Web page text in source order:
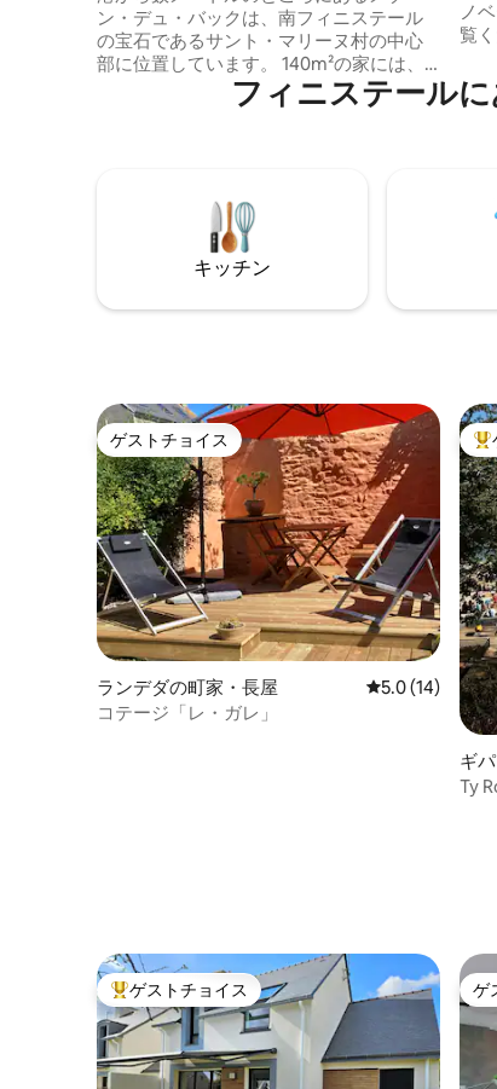
ン・デュ・バックは、南フィニステール
の宝石であるサント・マリーヌ村の中心
部に位置しています。 140m²の家には、
広いリビングスペース、小さな庭、広々
とした寝室があり、オデ川の素晴らしい
族に最適です。 景色の変化が保証されて
います！ビーチ、ショップ、レストラン
が徒歩圏内にあります。ビグーデンの地
を発見するのに理想的な出発点です。
ノ
覧くだ
風
クス
れ
フィニステール
キッチン
ゲストチョイス
ゲストチョイス
ランデダの町家・長屋 レビュー14件
5.0 (14)
コテージ「レ・ガレ」
大
ギ
Ty
大好評のゲストチョイスです。
ゲストチョイス ゲ